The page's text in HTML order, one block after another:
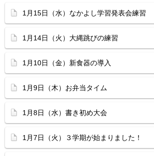
1月15日（水）なかよし学習発表会練習
1月14日（火）大縄跳びの練習
1月10日（金）新食器の導入
1月9日（木）お弁当タイム
1月8日（水）書き初め大会
1月7日（火）３学期が始まりました！